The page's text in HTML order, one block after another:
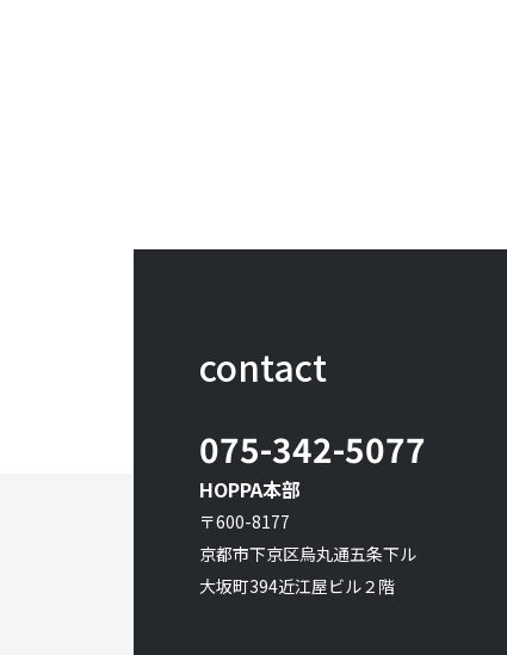
contact
075-342-5077
HOPPA本部
〒600-8177
京都市下京区烏丸通五条下ル
大坂町394近江屋ビル２階